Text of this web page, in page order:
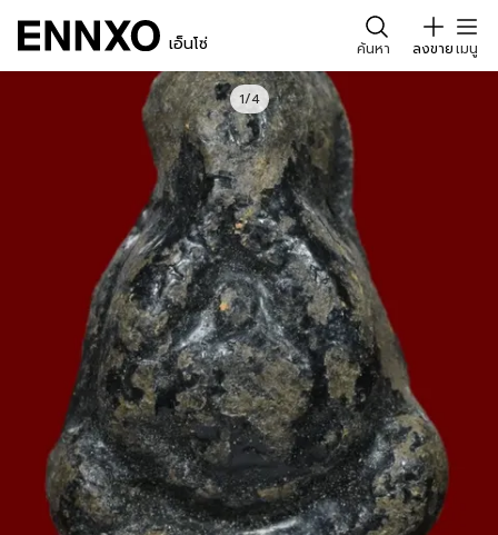
เอ็นโซ่ ค้นหา ลงขายเมนู
1/4